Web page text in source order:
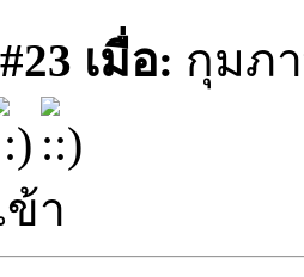
เมื่อ: กุมภา
า